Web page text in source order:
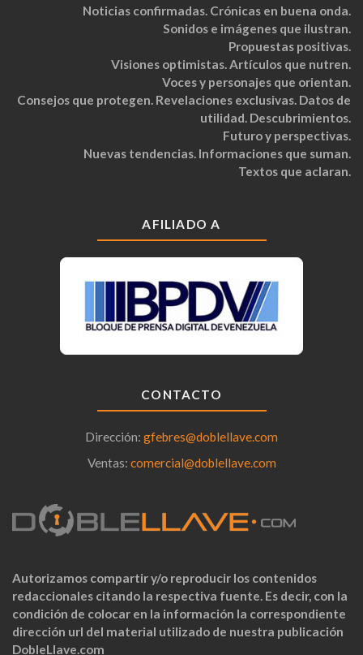
Noticias confirmadas. Crónicas en buena onda.
Sonidos e imágenes que ilustran.
Propuestas positivas.
Visiones optimistas. Artículos que nutren.
Voces y personajes que orientan.
Consejos que protegen. Revelaciones exclusivas. Datos de
utilidad. Descubrimientos.
Futuro y perspectivas.
Nuevas tendencias. Informaciones que suman.
Textos que aclaran.
AFILIADO A
CONTACTO
Dirección: gfebres@doblellave.com
Ventas: comercial@doblellave.com
Autorizamos compartir y/o reproducir los contenidos
redaccionales citando la respectiva fuente. Es decir, con la
condición de colocar en la información la correspondiente
dirección url del material utilizado de nuestra publicación
DobleLlave.com